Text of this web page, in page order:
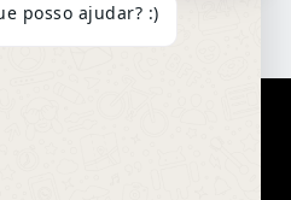
posso ajudar? :)